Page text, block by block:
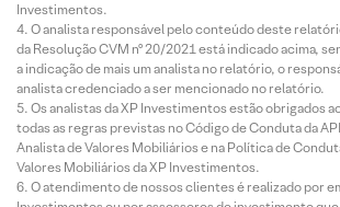
Investimentos.
O analista responsável pelo conteúdo deste
da Resolução CVM nº 20/2021 está indicado acima,
a indicação de mais um analista no relatório, o
analista credenciado a ser mencionado no relatório.
Os analistas da XP Investimentos estão obrigados
todas as regras previstas no Código de Conduta da
Analista de Valores Mobiliários e na Política de
Valores Mobiliários da XP Investimentos.
O atendimento de nossos clientes é realizado por